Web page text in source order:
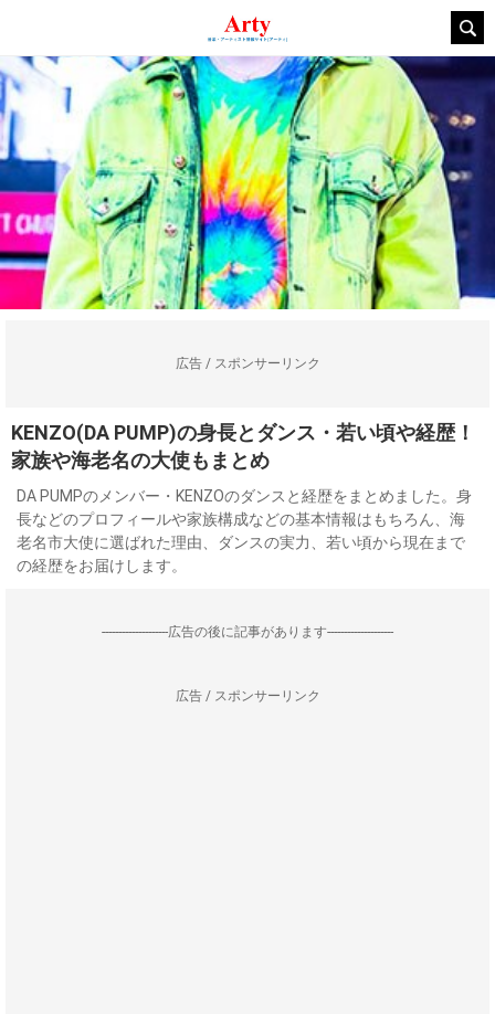
広告 / スポンサーリンク
KENZO(DA PUMP)の身長とダンス・若い頃や経歴！
家族や海老名の大使もまとめ
DA PUMPのメンバー・KENZOのダンスと経歴をまとめました。身
長などのプロフィールや家族構成などの基本情報はもちろん、海
老名市大使に選ばれた理由、ダンスの実力、若い頃から現在まで
の経歴をお届けします。
--------------------広告の後に記事があります--------------------
広告 / スポンサーリンク